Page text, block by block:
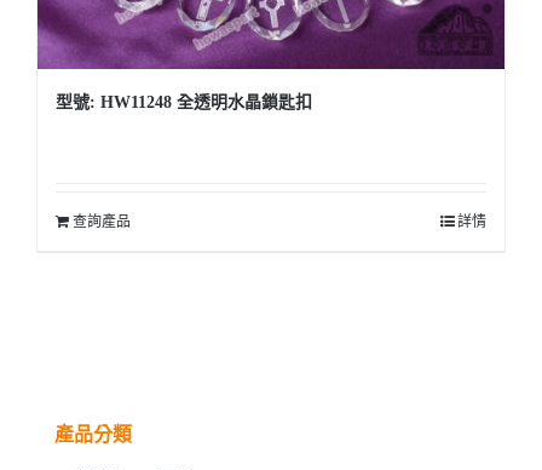
型號: HW11248 全透明水晶鎖匙扣
查詢產品 詳情
產品分類